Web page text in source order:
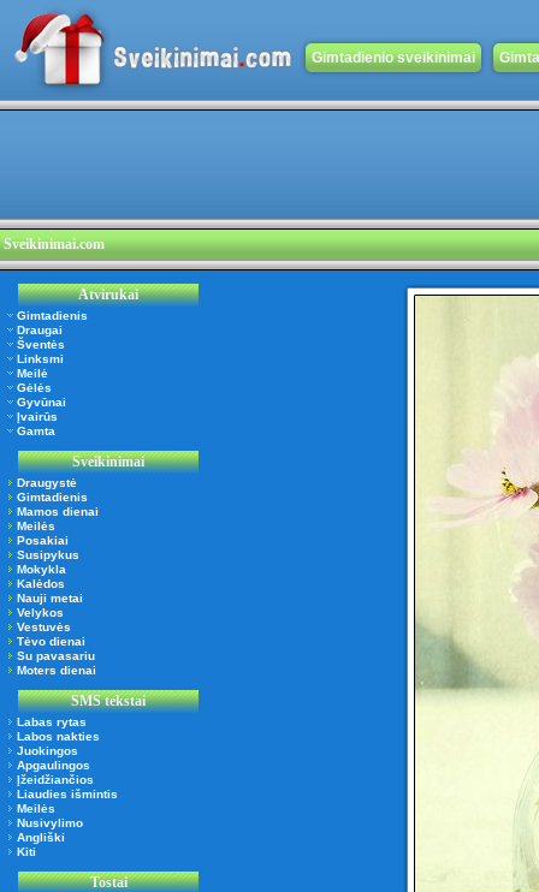
Gimtadienio sveikinimai
Sveikinimai.com
Atvirukai
Gimtadienis
Draugai
Šventės
Linksmi
Meilė
Gėlės
Gyvūnai
Įvairūs
Gamta
Sveikinimai
Draugystė
Gimtadienis
Mamos dienai
Meilės
Posakiai
Susipykus
Mokykla
Kalėdos
Nauji metai
Velykos
Vestuvės
Tėvo dienai
Su pavasariu
Moters dienai
SMS tekstai
Labas rytas
Labos nakties
Juokingos
Apgaulingos
Įžeidžiančios
Liaudies išmintis
Meilės
Nusivylimo
Angliški
Kiti
Tostai